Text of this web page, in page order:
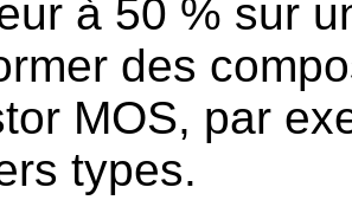
à 50 % sur
des
MOS, par
types.